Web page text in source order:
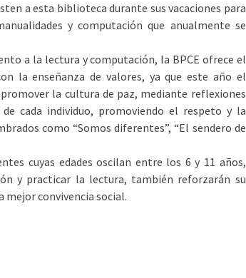
a esta biblioteca durante sus vacaciones para
y computación que anualmente se
a la lectura y computación, la BPCE ofrece el
la enseñanza de valores, ya que este año el
la cultura de paz, mediante reflexiones
cada individuo, promoviendo el respeto y la
como “Somos diferentes”, “El sendero de
cuyas edades oscilan entre los 6 y 11 años,
y practicar la lectura, también reforzarán su
mejor convivencia social.